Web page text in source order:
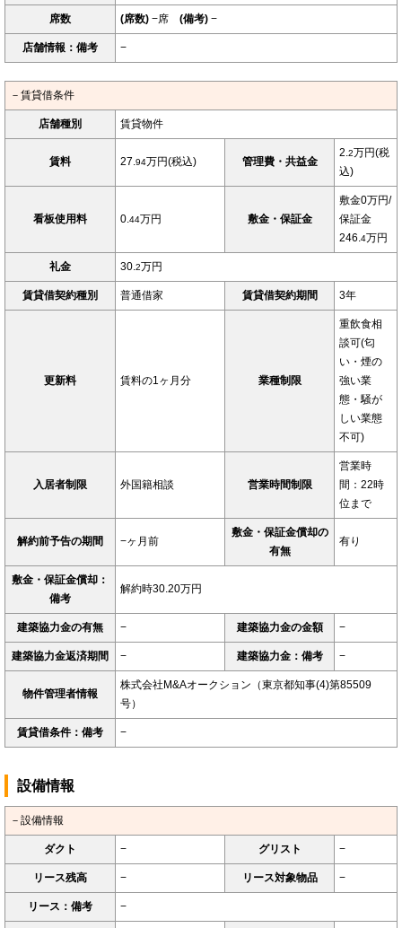
席数 (席数) −席 (備考) −
店舗情報：備考 −
－賃貸借条件
店舗種別 賃貸物件
賃料 27.94万円(税込) 管理費・共益金
2.2万円(税
込)
看板使用料 0.44万円 敷金・保証金
敷金0万円/
保証金
246.4万円
礼金 30.2万円
賃貸借契約種別 普通借家 賃貸借契約期間 3年
更新料 賃料の1ヶ月分 業種制限
重飲食相
談可(匂
い・煙の
強い業
態・騒が
しい業態
不可)
入居者制限 外国籍相談 営業時間制限
営業時
間：22時
位まで
解約前予告の期間 −ヶ月前
敷金・保証金償却の
有無
有り
敷金・保証金償却：
備考
解約時30.20万円
建築協力金の有無 − 建築協力金の金額 −
建築協力金返済期間 − 建築協力金：備考 −
物件管理者情報
株式会社M&Aオークション（東京都知事(4)第85509
号）
賃貸借条件：備考 −
設備情報
－設備情報
ダクト − グリスト −
リース残高 − リース対象物品 −
リース：備考 −